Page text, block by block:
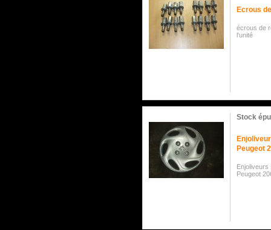
Ecrous
écrous de
l'unité
Stock
Peugeot
Enjoliveurs
Peugeot